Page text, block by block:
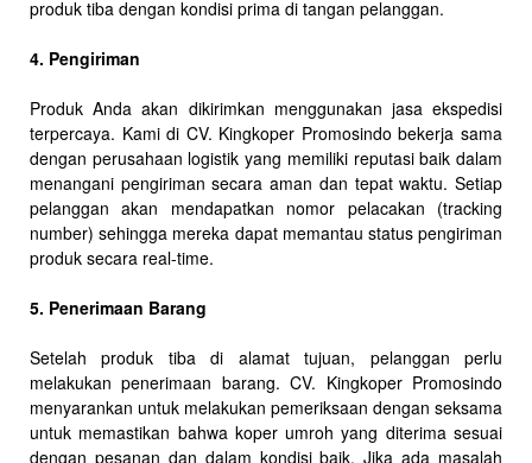
produk tiba dengan kondisi prima di tangan pelanggan.
4. Pengiriman
Produk Anda akan dikirimkan menggunakan jasa ekspedisi
terpercaya. Kami di CV. Kingkoper Promosindo bekerja sama
dengan perusahaan logistik yang memiliki reputasi baik dalam
menangani pengiriman secara aman dan tepat waktu. Setiap
pelanggan akan mendapatkan nomor pelacakan (tracking
number) sehingga mereka dapat memantau status pengiriman
produk secara real-time.
5. Penerimaan Barang
Setelah produk tiba di alamat tujuan, pelanggan perlu
melakukan penerimaan barang. CV. Kingkoper Promosindo
menyarankan untuk melakukan pemeriksaan dengan seksama
untuk memastikan bahwa koper umroh yang diterima sesuai
dengan pesanan dan dalam kondisi baik. Jika ada masalah